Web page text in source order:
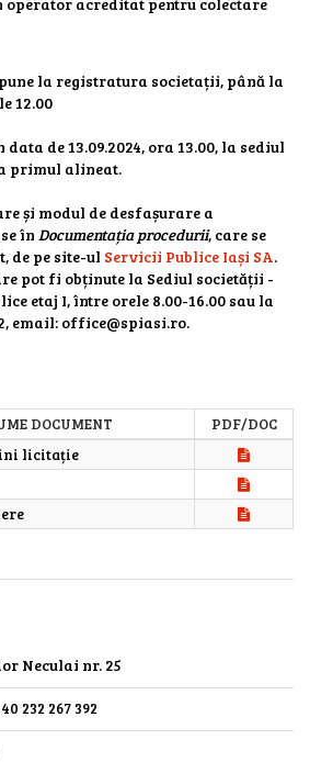
la registratura societații, până la
12.00
de 13.09.2024, ora 13.00, la sediul
primul alineat.
și modul de desfașurare a
în Documentația procedurii, care se
de pe site-ul Servicii Publice Iași SA.
pot fi obținute la Sediul societății -
etaj I, între orele 8.00-16.00 sau la
email: office@spiasi.ro.
DOCUMENT
PDF/DOC
licitație
Neculai nr. 25
232 267 392